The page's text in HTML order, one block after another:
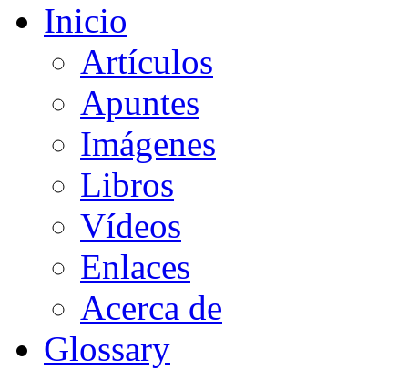
Inicio
Artículos
Apuntes
Imágenes
Libros
Vídeos
Enlaces
Acerca de
Glossary